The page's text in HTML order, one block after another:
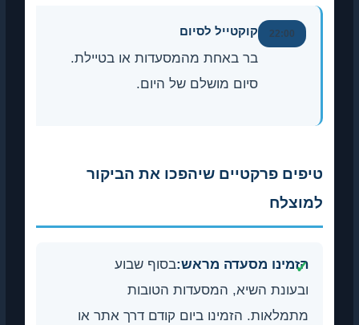
קוקטייל לסיום
בר באחת מהמסעדות או בטיילת.
סיום מושלם של היום.
פרקטיים שיהפכו את הביקור
מסעדה מראש:בסוף שבוע
השיא, המסעדות הטובות
הזמינו ביום קודם דרך אתר או